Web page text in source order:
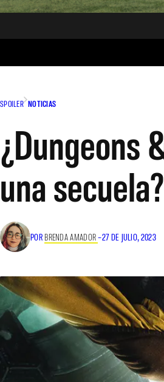
SPOILER NOTICIAS
¿Dungeons
una
POR BRENDA AMADOR–27 DE JULIO, 2023